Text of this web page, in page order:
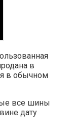
в
в обычном
все шины
дату